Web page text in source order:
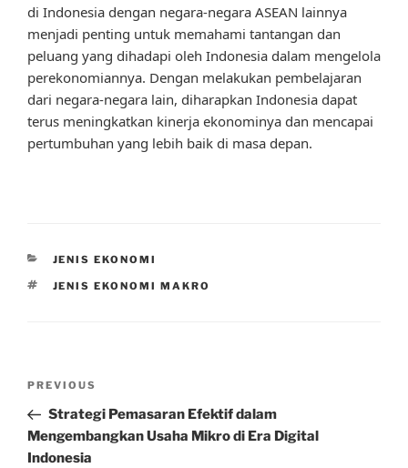
di Indonesia dengan negara-negara ASEAN lainnya
menjadi penting untuk memahami tantangan dan
peluang yang dihadapi oleh Indonesia dalam mengelola
perekonomiannya. Dengan melakukan pembelajaran
dari negara-negara lain, diharapkan Indonesia dapat
terus meningkatkan kinerja ekonominya dan mencapai
pertumbuhan yang lebih baik di masa depan.
CATEGORIES
JENIS EKONOMI
TAGS
JENIS EKONOMI MAKRO
Previous
Post
PREVIOUS
Strategi Pemasaran Efektif dalam
Mengembangkan Usaha Mikro di Era Digital
Indonesia